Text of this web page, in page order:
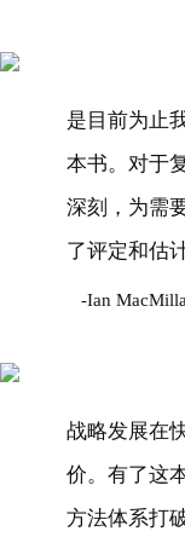
是目前为止
本书。对于
深刻，为需
了评定和估
Ian
战略发展在
价。有了这
方法体系打